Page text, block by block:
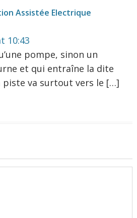
Assistée Electrique
10:43
pompe, sinon un
et qui entraîne la dite
piste va surtout vers le […]